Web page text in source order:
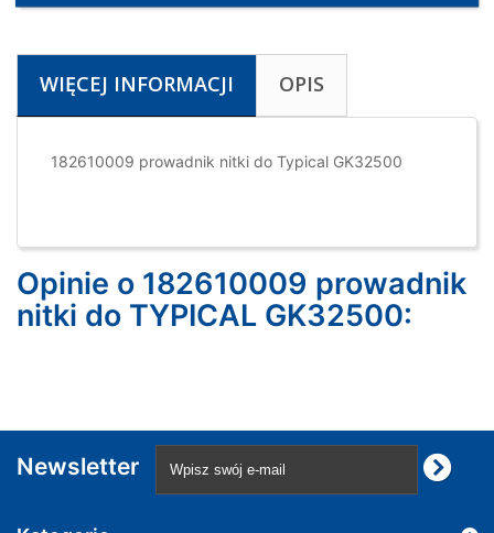
WIĘCEJ INFORMACJI OPIS
182610009 prowadnik nitki do Typical GK32500
Opinie o 182610009 prowadnik
nitki do TYPICAL GK32500:
Newsletter